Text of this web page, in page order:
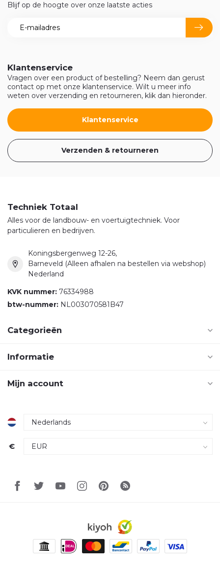
Klantenservice
Vragen over een product of bestelling? Neem dan gerust
contact op met onze klantenservice. Wilt u meer info
weten over verzending en retourneren, klik dan hieronder.
Klantenservice
Verzenden & retourneren
Blijf op de hoogte over onze laatste acties
Techniek Totaal
Alles voor de landbouw- en voertuigtechniek. Voor
particulieren en bedrijven.
Koningsbergenweg 12-26,
Barneveld (Alleen afhalen na bestellen via webshop)
Nederland
KVK nummer: 76334988
btw-nummer: NL003070581B47
Categorieën
Informatie
Mijn account
€